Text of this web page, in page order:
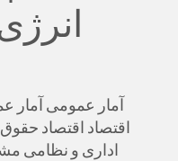
آمار عمومی
اقتصاد اقتصاد
اداری و نظامی